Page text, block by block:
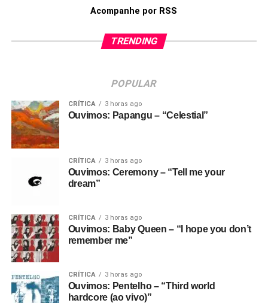
Acompanhe por RSS
TRENDING
POPULAR
CRÍTICA 3 horas ago
Ouvimos: Papangu – “Celestial”
CRÍTICA 3 horas ago
Ouvimos: Ceremony – “Tell me your
dream”
CRÍTICA 3 horas ago
Ouvimos: Baby Queen – “I hope you don’t
remember me”
CRÍTICA 3 horas ago
Ouvimos: Pentelho – “Third world
hardcore (ao vivo)”